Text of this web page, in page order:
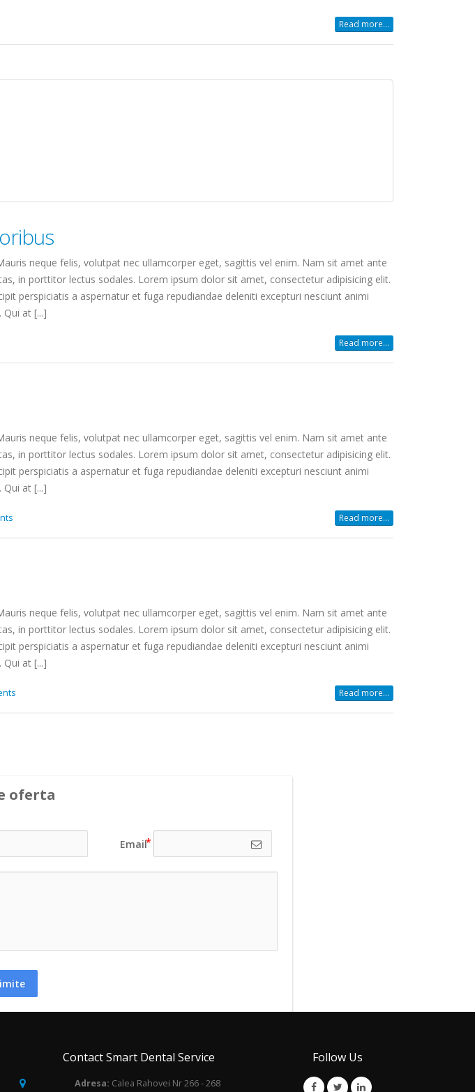
Read more...
neque felis, volutpat nec ullamcorper eget, sagittis vel enim. Nam sit amet ante
in porttitor lectus sodales. Lorem ipsum dolor sit amet, consectetur adipisicing elit.
perspiciatis a aspernatur et fuga repudiandae deleniti excepturi nesciunt animi
at [...]
Read more...
neque felis, volutpat nec ullamcorper eget, sagittis vel enim. Nam sit amet ante
in porttitor lectus sodales. Lorem ipsum dolor sit amet, consectetur adipisicing elit.
perspiciatis a aspernatur et fuga repudiandae deleniti excepturi nesciunt animi
at [...]
Read more...
neque felis, volutpat nec ullamcorper eget, sagittis vel enim. Nam sit amet ante
in porttitor lectus sodales. Lorem ipsum dolor sit amet, consectetur adipisicing elit.
perspiciatis a aspernatur et fuga repudiandae deleniti excepturi nesciunt animi
at [...]
Read more...
oferta
Email
Contact Smart Dental Service
Adresa: Calea Rahovei Nr 266 - 268
Follow Us